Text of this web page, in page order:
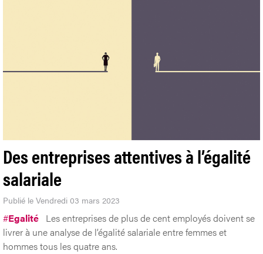
Des entreprises attentives à l’égalité
salariale
Publié le Vendredi 03 mars 2023
#Egalité Les entreprises de plus de cent employés doivent se
livrer à une analyse de l’égalité salariale entre femmes et
hommes tous les quatre ans.